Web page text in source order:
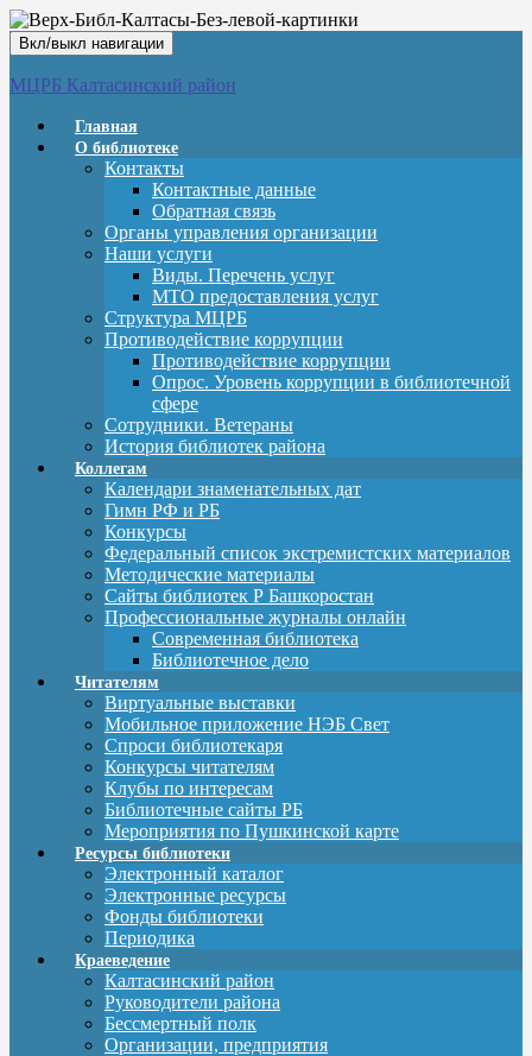
Вкл/выкл навигации
МЦРБ Калтасинский район
Главная
О библиотеке
Контакты
Контактные данные
Обратная связь
Органы управления организации
Наши услуги
Виды. Перечень услуг
МТО предоставления услуг
Структура МЦРБ
Противодействие коррупции
Противодействие коррупции
Опрос. Уровень коррупции в библиотечной
сфере
Сотрудники. Ветераны
История библиотек района
Коллегам
Календари знаменательных дат
Гимн РФ и РБ
Конкурсы
Федеральный список экстремистских материалов
Методические материалы
Сайты библиотек Р Башкоростан
Профессиональные журналы онлайн
Современная библиотека
Библиотечное дело
Читателям
Виртуальные выставки
Мобильное приложение НЭБ Свет
Спроси библиотекаря
Конкурсы читателям
Клубы по интересам
Библиотечные сайты РБ
Мероприятия по Пушкинской карте
Ресурсы библиотеки
Электронный каталог
Электронные ресурсы
Фонды библиотеки
Периодика
Краеведение
Калтасинский район
Руководители района
Бессмертный полк
Организации, предприятия